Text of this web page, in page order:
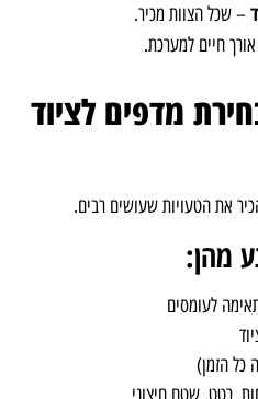
– שכל הצוות מכיר.
חיים למערכת.
מדפים לציוד
את הטעויות שעושים רבים.
מהן:
לעומסים
כל הזמן)